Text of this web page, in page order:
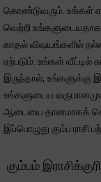
கொண்டுவரும். உங்கள்
வெற்றி
காதல் விஷயங்களில்
ஏற்படும். உங்கள் வீட்டில்
இருந்தால், உங்களுக்கு
உங்களுடைய வருமானமும்,
ஆடையை தானமாகக்
இப்பொழுது கும்ப ராசி
கும்பம்